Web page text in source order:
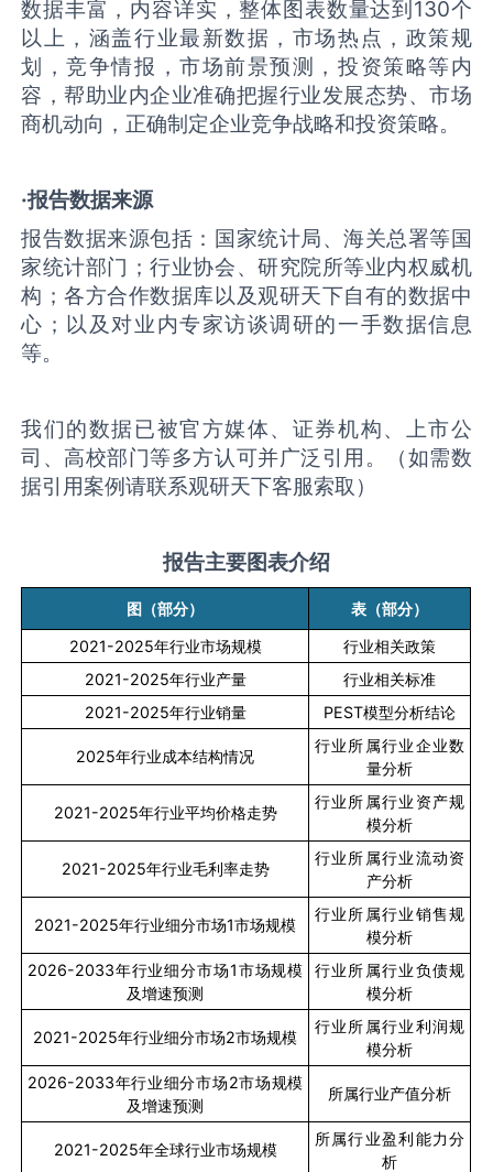
数据丰富，内容详实，整体图表数量达到130个
以上，涵盖行业最新数据，市场热点，政策规
划，竞争情报，市场前景预测，投资策略等内
容，帮助业内企业准确把握行业发展态势、市场
商机动向，正确制定企业竞争战略和投资策略。
·报告数据来源
报告数据来源包括：国家统计局、海关总署等国
家统计部门；行业协会、研究院所等业内权威机
构；各方合作数据库以及观研天下自有的数据中
心；以及对业内专家访谈调研的一手数据信息
等。
我们的数据已被官方媒体、证券机构、上市公
司、高校部门等多方认可并广泛引用。（如需数
据引用案例请联系观研天下客服索取）
报告主要图表介绍
图（部分）
表（部分）
2021-2025年行业市场规模
行业相关政策
2021-2025年行业产量
行业相关标准
2021-2025年行业销量 PEST模型分析结论
2025年行业成本结构情况
行业所属行业企业数
量分析
2021-2025年行业平均价格走势
行业所属行业资产规
模分析
2021-2025年行业毛利率走势
行业所属行业流动资
产分析
2021-2025年行业细分市场1市场规模
行业所属行业销售规
模分析
2026-2033年行业细分市场1市场规模
及增速预测
行业所属行业负债规
模分析
2021-2025年行业细分市场2市场规模
行业所属行业利润规
模分析
2026-2033年行业细分市场2市场规模
及增速预测
所属行业产值分析
2021-2025年全球行业市场规模
所属行业盈利能力分
析